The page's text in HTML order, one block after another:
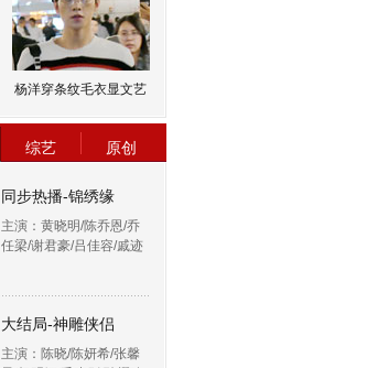
杨洋穿条纹毛衣显文艺
综艺 原创
同步热播-锦绣缘
主演：黄晓明/陈乔恩/乔
任梁/谢君豪/吕佳容/戚迹
大结局-神雕侠侣
主演：陈晓/陈妍希/张馨